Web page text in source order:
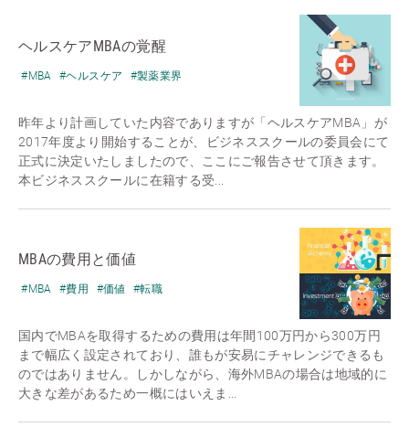
ヘルスケアMBAの覚醒
#MBA #ヘルスケア #製薬業界
昨年より計画していた内容でありますが「ヘルスケアMBA」が
2017年度より開始することが、ビジネススクールの委員会にて
正式に決定いたしましたので、ここにご報告させて頂きます。
本ビジネススクールに在籍する受...
MBAの費用と価値
#MBA #費用 #価値 #転職
国内でMBAを取得するための費用は年間100万円から300万円
まで幅広く設定されており、誰もが安易にチャレンジできるも
のではありません。しかしながら、海外MBAの場合は地域的に
大きな差があるため一概にはいえま...